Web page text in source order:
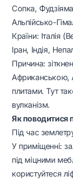
Сопка,
Альпійсько-
Країни: Італія
Іран, Індія,
Причина:
Африканською,
плитами. Тут
вулканізм.
Як поводитися
Під час
У приміщенні:
під міцними
користуйтеся